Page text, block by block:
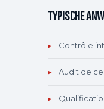
TYPISCHE
▸ Contrôle
▸ Audit de
▸